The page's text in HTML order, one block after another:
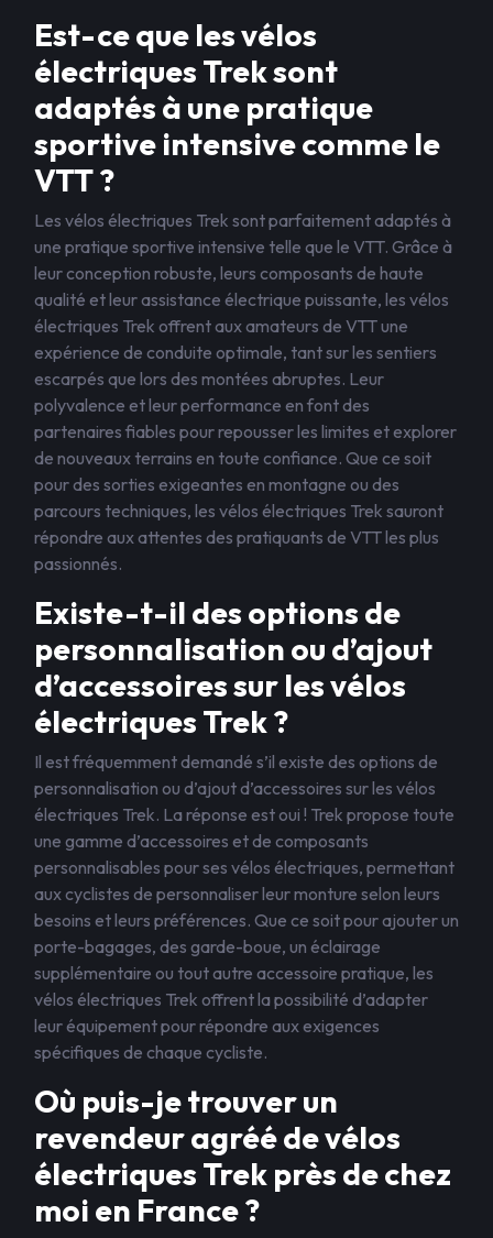
Est-ce que les vélos
électriques Trek sont
adaptés à une pratique
sportive intensive comme le
VTT ?
Les vélos électriques Trek sont parfaitement adaptés à
une pratique sportive intensive telle que le VTT. Grâce à
leur conception robuste, leurs composants de haute
qualité et leur assistance électrique puissante, les vélos
électriques Trek offrent aux amateurs de VTT une
expérience de conduite optimale, tant sur les sentiers
escarpés que lors des montées abruptes. Leur
polyvalence et leur performance en font des
partenaires fiables pour repousser les limites et explorer
de nouveaux terrains en toute confiance. Que ce soit
pour des sorties exigeantes en montagne ou des
parcours techniques, les vélos électriques Trek sauront
répondre aux attentes des pratiquants de VTT les plus
passionnés.
Existe-t-il des options de
personnalisation ou d’ajout
d’accessoires sur les vélos
électriques Trek ?
Il est fréquemment demandé s’il existe des options de
personnalisation ou d’ajout d’accessoires sur les vélos
électriques Trek. La réponse est oui ! Trek propose toute
une gamme d’accessoires et de composants
personnalisables pour ses vélos électriques, permettant
aux cyclistes de personnaliser leur monture selon leurs
besoins et leurs préférences. Que ce soit pour ajouter un
porte-bagages, des garde-boue, un éclairage
supplémentaire ou tout autre accessoire pratique, les
vélos électriques Trek offrent la possibilité d’adapter
leur équipement pour répondre aux exigences
spécifiques de chaque cycliste.
Où puis-je trouver un
revendeur agréé de vélos
électriques Trek près de chez
moi en France ?